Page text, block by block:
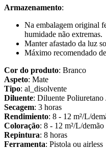
Armazenamento:
Na embalagem original
humidade não extremas.
Manter afastado da luz
Máximo recomendado
Cor do produto: Branco
Aspeto: Mate
Tipo: al_disolvente
Diluente: Diluente Poliuretano
Secagem: 3 horas
Rendimiento: 8 - 12 m²/L/
Coloração: 8 - 12 m²/L/demão
Repintura: 8 horas
Ferramenta: Pistola ou airless